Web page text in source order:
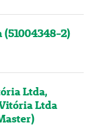
2)
Ltda,
Ltda